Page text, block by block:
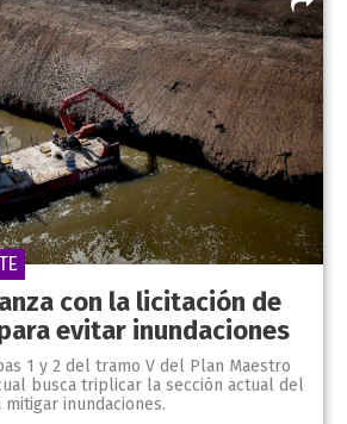
con la licitación de
evitar inundaciones
1 y 2 del tramo V del Plan Maestro
busca triplicar la sección actual del
inundaciones.